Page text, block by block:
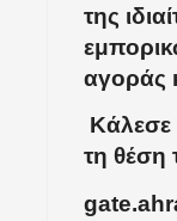
της
αγοράς
Κάλεσε
τη θέση